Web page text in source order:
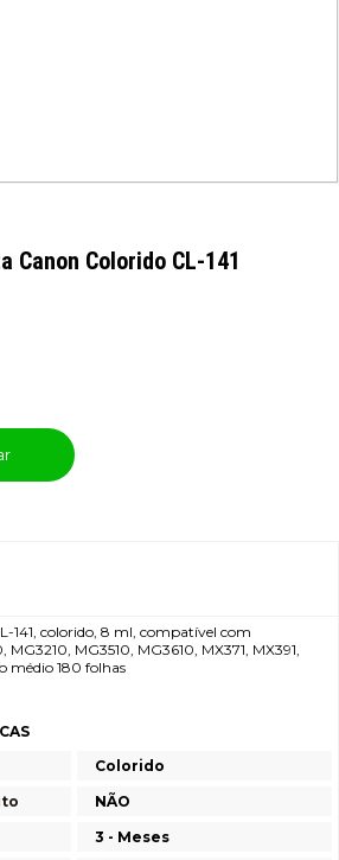
Canon Colorido CL-141
141, colorido, 8 ml, compatível com
MG3210, MG3510, MG3610, MX371, MX391,
médio 180 folhas
Colorido
NÃO
3 - Meses